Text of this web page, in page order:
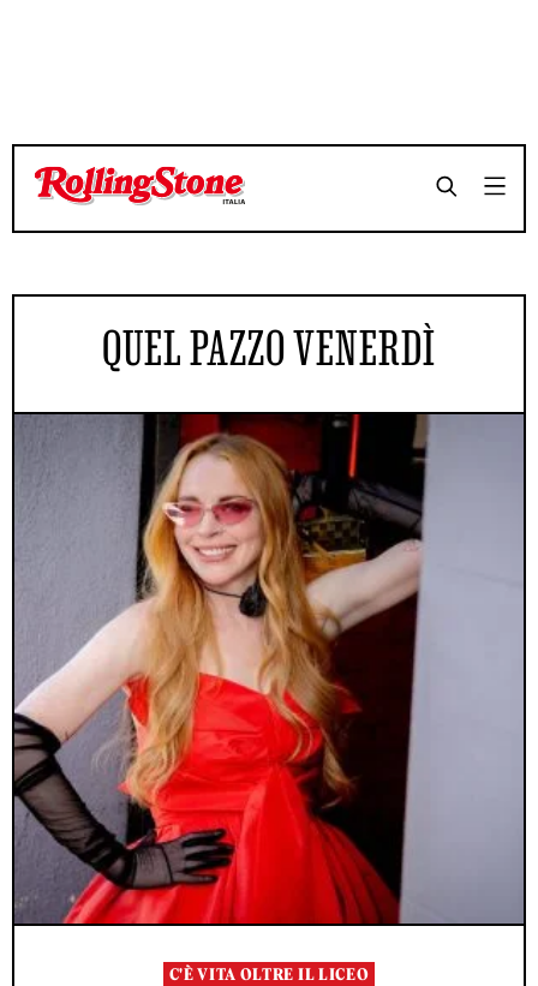
QUEL PAZZO VENERDÌ
C'È VITA OLTRE IL LICEO